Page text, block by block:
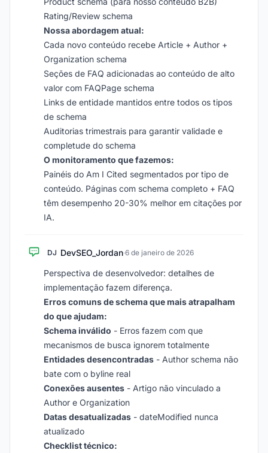
Rating/Review schema
Nossa abordagem atual:
Cada novo conteúdo recebe Article + Author +
Organization schema
Seções de FAQ adicionadas ao conteúdo de alto
valor com FAQPage schema
Links de entidade mantidos entre todos os tipos
de schema
Auditorias trimestrais para garantir validade e
completude do schema
O monitoramento que fazemos:
Painéis do Am I Cited segmentados por tipo de
conteúdo. Páginas com schema completo + FAQ
têm desempenho 20-30% melhor em citações por
IA.
DJ DevSEO_Jordan·6 de janeiro de 2026
Perspectiva de desenvolvedor: detalhes de
implementação fazem diferença.
Erros comuns de schema que mais atrapalham
do que ajudam:
Schema inválido - Erros fazem com que
mecanismos de busca ignorem totalmente
Entidades desencontradas - Author schema não
bate com o byline real
Conexões ausentes - Artigo não vinculado a
Author e Organization
Datas desatualizadas - dateModified nunca
atualizado
Checklist técnico: